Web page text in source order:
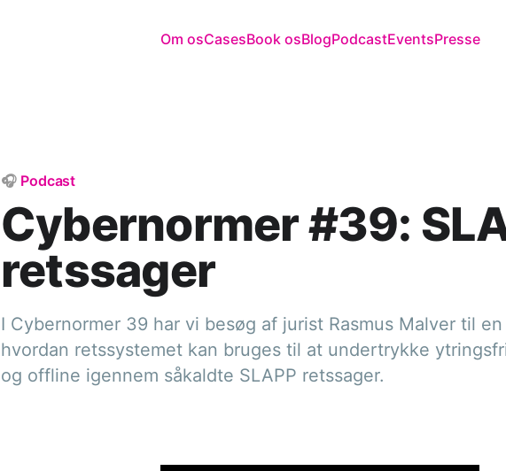
Om osCasesBook osBlogPodcastEventsPresse
🎧 Podcast
Cybernormer #39:
retssager
I Cybernormer 39 har vi besøg af jurist Rasmus Malver til
hvordan retssystemet kan bruges til at undertrykke
og offline igennem såkaldte SLAPP retssager.